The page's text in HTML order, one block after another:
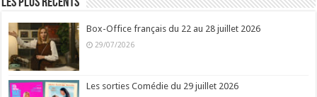
Box-Office français du 22 au 28 juillet 2026
29/07/2026
Les sorties Comédie du 29 juillet 2026